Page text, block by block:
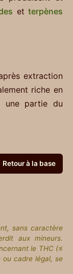
etterpènes
extraction
riche en
une partie du
Retour à la base
sans caractère
aux mineurs.
le THC (≤
ou cadre légal, se